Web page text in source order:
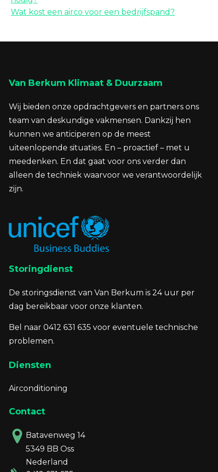
Wat kost een airco voor een bedrijfspand?
Van Berkum Klimaat & Duurzaam
Wij bieden onze opdrachtgevers en partners ons
team van deskundige vakmensen. Dankzij hen
kunnen we anticiperen op de meest
uiteenlopende situaties. En – proactief – met u
meedenken. En dat gaat voor ons verder dan
alleen de techniek waarvoor we verantwoordelijk
zijn.
Storingdienst
De storingsdienst van Van Berkum is 24 uur per
dag bereikbaar voor onze klanten.
Bel naar 0412 631 635 voor eventuele technische
problemen.
Diensten
Airconditioning
Contact
Batavenweg 14
5349 BB Oss
Nederland